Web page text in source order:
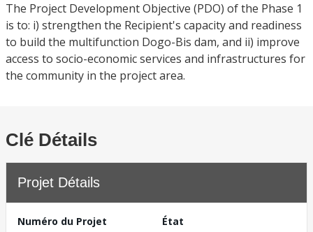
The Project Development Objective (PDO) of the Phase 1
is to: i) strengthen the Recipient's capacity and readiness
to build the multifunction Dogo-Bis dam, and ii) improve
access to socio-economic services and infrastructures for
the community in the project area.
Clé Détails
Projet Détails
Numéro du Projet
État